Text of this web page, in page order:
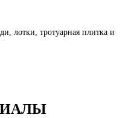
лотки, тротуарная плитка и